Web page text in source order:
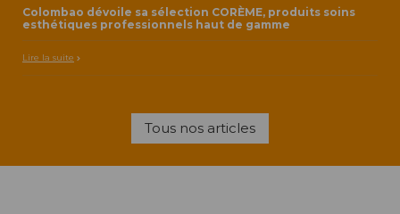
Colombao dévoile sa sélection CORÈME, produits soins
esthétiques professionnels haut de gamme
Lire la suite
Tous nos articles